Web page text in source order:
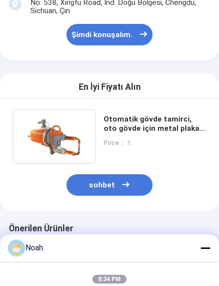
No. 538, Xingfu Road, Ind. Doğu Bölgesi, Chengdu,
Sichuan, Çin
Şimdi konuşalım.
En İyi Fiyatı Alın
Otomatik gövde tamirci,
oto gövde için metal plaka
Price： 1
sohbet
Önerilen Ürünler
Noah
8:34 PM